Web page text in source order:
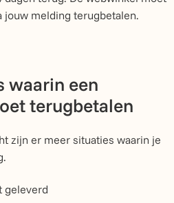
jouw melding terugbetalen.
waarin een
terugbetalen
zijn er meer situaties waarin je
geleverd